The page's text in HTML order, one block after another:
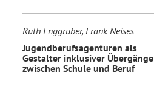
Ruth Enggruber, Frank Neises
Jugendberufsagenturen als
Gestalter inklusiver Übergänge
zwischen Schule und Beruf